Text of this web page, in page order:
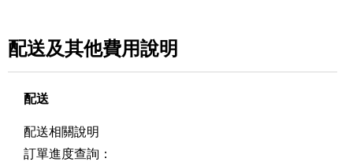
配送及其他費用說明
配送
配送相關說明
訂單進度查詢：